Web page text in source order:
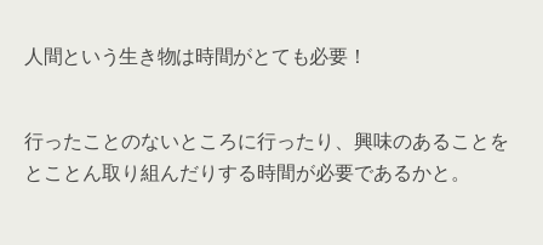
人間という生き物は時間がとても必要！
行ったことのないところに行ったり、興味のあることを
とことん取り組んだりする時間が必要であるかと。